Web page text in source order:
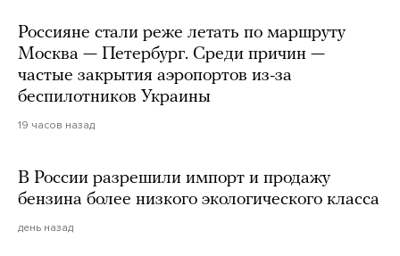
Россияне стали реже летать по маршруту
Москва — Петербург. Среди причин —
частые закрытия аэропортов из-за
беспилотников Украины
19 часов назад
В России разрешили импорт и продажу
бензина более низкого экологического класса
день назад